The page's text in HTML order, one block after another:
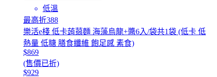
低溫
最高折388
樂活e棧 低卡蒟蒻麵 海藻烏龍+醬6入/袋共1袋 (低卡 低
熱量 低糖 膳食纖維 飽足感 素食)
$869
(售價已折)
$929